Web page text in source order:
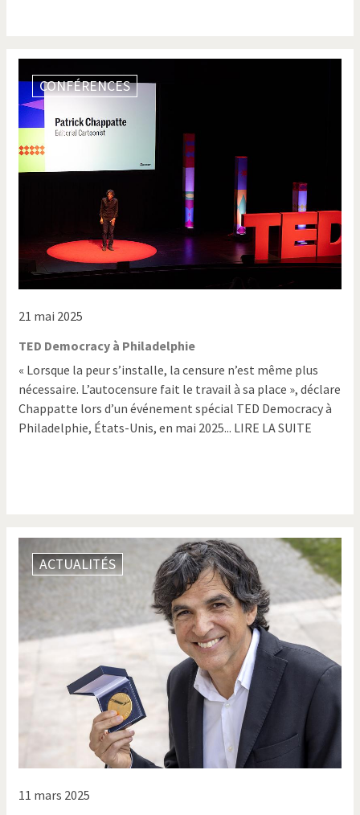
CONFÉRENCES
21 mai 2025
TED Democracy à Philadelphie
« Lorsque la peur s’installe, la censure n’est même plus
nécessaire. L’autocensure fait le travail à sa place », déclare
Chappatte lors d’un événement spécial TED Democracy à
Philadelphie, États-Unis, en mai 2025... LIRE LA SUITE
ACTUALITÉS
11 mars 2025